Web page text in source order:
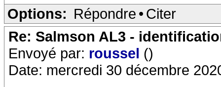
Options: Répondre • Citer
Re: Salmson AL3 -
Envoyé par: roussel ()
Date: mercredi 30 décembre